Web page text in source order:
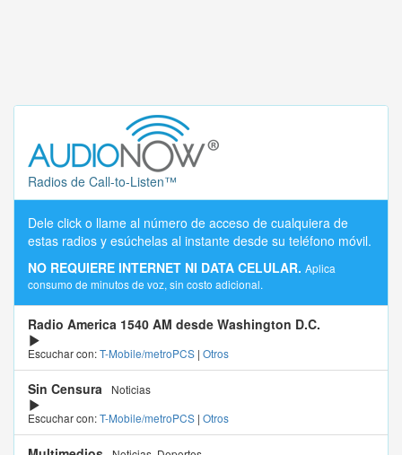
Radios de Call-to-Listen™
Dele click o llame al número de acceso de cualquiera de
estas radios y esúchelas al instante desde su teléfono móvil.
NO REQUIERE INTERNET NI DATA CELULAR. Aplica
consumo de minutos de voz, sin costo adicional.
Radio America 1540 AM desde Washington D.C.
Escuchar con:T-Mobile/metroPCS | Otros
Sin Censura
Noticias
Escuchar con:T-Mobile/metroPCS | Otros